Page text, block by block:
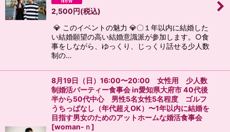
2,500円(税込)
💎 このイベントの魅力 💎〇１年以内に結婚した
い結婚願望の高い結婚意識派が参加します。○食
事をしながら、ゆっくり、じっくり話せる少人数
制の…
8月19日（日）16:00〜20:00 女性用 少人数
制婚活パーティー食事会 in愛知県大府市 40代後
半から50代中心 男性5名女性5名程度 ゴルフ
うちっぱなし（年代超えOK）〜1年以内に結婚を
目指す男女のためのアットホームな婚活食事会
[woman-ｎ]